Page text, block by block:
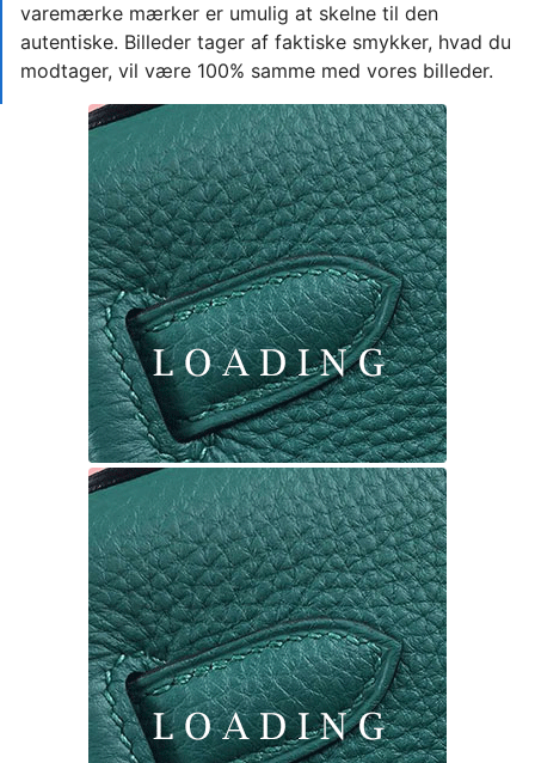
varemærke mærker er umulig at skelne til den
autentiske. Billeder tager af faktiske smykker, hvad du
modtager, vil være 100% samme med vores billeder.